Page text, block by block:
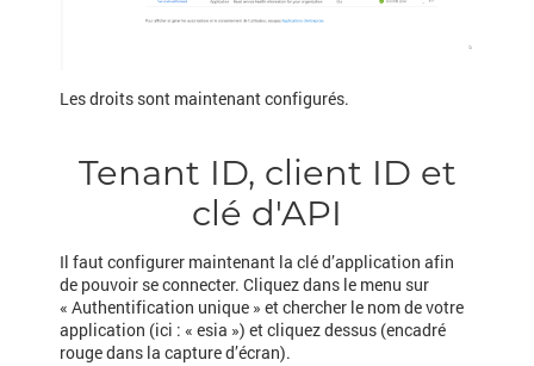
Les droits sont maintenant configurés.
Tenant ID, client ID et
clé d'API
Il faut configurer maintenant la clé d’application afin
de pouvoir se connecter. Cliquez dans le menu sur
« Authentification unique » et chercher le nom de votre
application (ici : « esia ») et cliquez dessus (encadré
rouge dans la capture d’écran).